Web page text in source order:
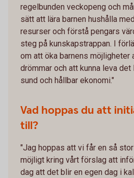
regelbunden veckopeng och
sätt att lära barnen hushålla
resurser och förstå pengars
steg på kunskapstrappan. I
om att öka barnens möjligheter
drömmar och att kunna leva
sund och hållbar ekonomi."
Vad hoppas du att
till?
"Jag hoppas att vi får en så
möjligt kring vårt förslag att
dag att det blir en egen dag i